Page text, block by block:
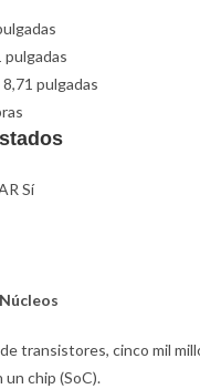
pulgadas
Sí
transistores, cinco mil
un chip (SoC).